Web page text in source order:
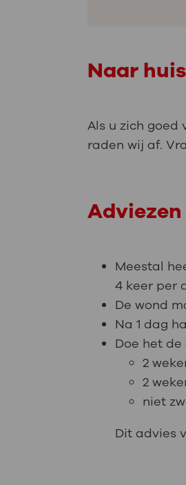
Naar huis
Als u zich
raden wij af.
Meestal
4 keer per
De wond
Na 1 dag
Doe het
2
2
niet
Dit advies